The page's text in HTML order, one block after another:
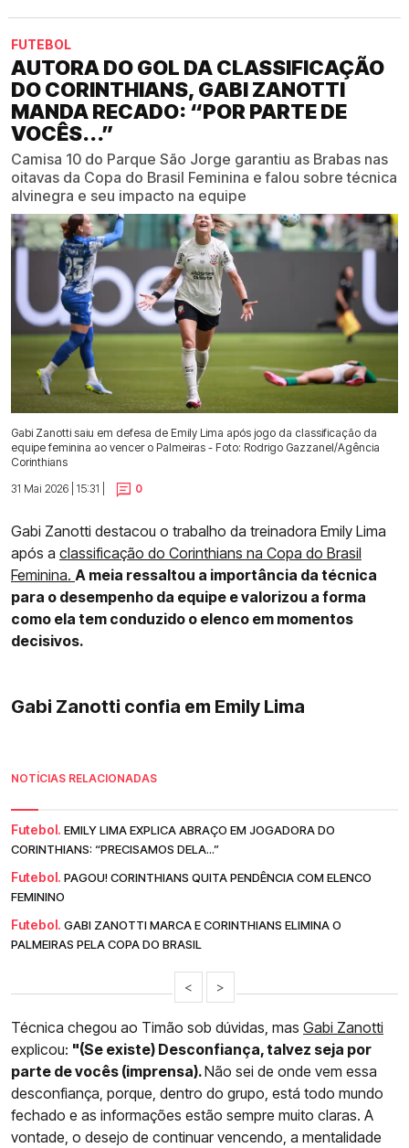
FUTEBOL
AUTORA DO GOL DA CLASSIFICAÇÃO
DO CORINTHIANS, GABI ZANOTTI
MANDA RECADO: “POR PARTE DE
VOCÊS...”
Camisa 10 do Parque São Jorge garantiu as Brabas nas
oitavas da Copa do Brasil Feminina e falou sobre técnica
alvinegra e seu impacto na equipe
Gabi Zanotti saiu em defesa de Emily Lima após jogo da classificação da
equipe feminina ao vencer o Palmeiras - Foto: Rodrigo Gazzanel/Agência
Corinthians
31 Mai 2026 | 15:31 |
0
Gabi Zanotti destacou o trabalho da treinadora Emily Lima
após a classificação do Corinthians na Copa do Brasil
Feminina. A meia ressaltou a importância da técnica
para o desempenho da equipe e valorizou a forma
como ela tem conduzido o elenco em momentos
decisivos.
Gabi Zanotti confia em Emily Lima
NOTÍCIAS RELACIONADAS
Futebol. EMILY LIMA EXPLICA ABRAÇO EM JOGADORA DO
CORINTHIANS: “PRECISAMOS DELA...”
Futebol. PAGOU! CORINTHIANS QUITA PENDÊNCIA COM ELENCO
FEMININO
Futebol. GABI ZANOTTI MARCA E CORINTHIANS ELIMINA O
PALMEIRAS PELA COPA DO BRASIL
< >
Técnica chegou ao Timão sob dúvidas, mas Gabi Zanotti
explicou: "(Se existe) Desconfiança, talvez seja por
parte de vocês (imprensa).Não sei de onde vem essa
desconfiança, porque, dentro do grupo, está todo mundo
fechado e as informações estão sempre muito claras. A
vontade, o desejo de continuar vencendo, a mentalidade